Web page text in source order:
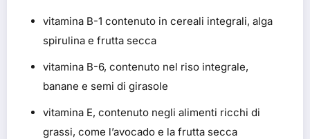
vitamina B-1 contenuto in cereali integrali, alga
spirulina e frutta secca
vitamina B-6, contenuto nel riso integrale,
banane e semi di girasole
vitamina E, contenuto negli alimenti ricchi di
grassi, come l’avocado e la frutta secca